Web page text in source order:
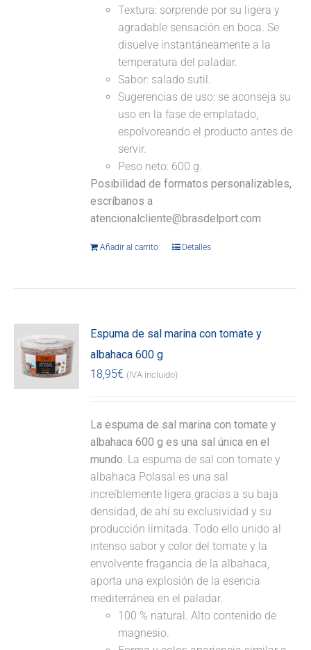
Textura: sorprende por su ligera y
agradable sensación en boca. Se
disuelve instantáneamente a la
temperatura del paladar.
Sabor: salado sutil.
Sugerencias de uso: se aconseja su
uso en la fase de emplatado,
espolvoreando el producto antes de
servir.
Peso neto: 600 g.
Posibilidad de formatos personalizables,
escríbanos a
atencionalcliente@brasdelport.com
Añadir al carrito Detalles
Espuma de sal marina con tomate y
albahaca 600 g
18,95€ (IVA incluido)
La espuma de sal marina con tomate y
albahaca 600 g es una sal única en el
mundo. La espuma de sal con tomate y
albahaca Polasal es una sal
increíblemente ligera gracias a su baja
densidad, de ahí su exclusividad y su
producción limitada. Todo ello unido al
intenso sabor y color del tomate y la
envolvente fragancia de la albahaca,
aporta una explosión de la esencia
mediterránea en el paladar.
100 % natural. Alto contenido de
magnesio.